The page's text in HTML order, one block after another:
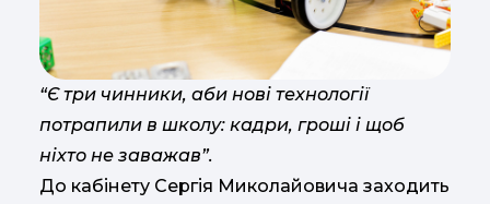
“Є три чинники, аби нові технології
потрапили в школу: кадри, гроші і щоб
ніхто не заважав”.
До кабінету Сергія Миколайовича заходить